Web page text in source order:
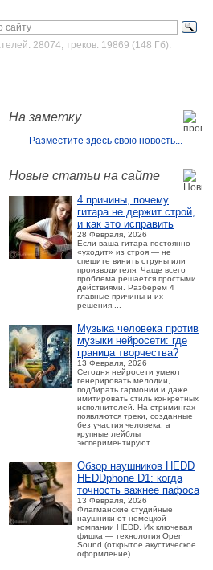
28074, треков: 19869 (148 Гб).
На заметку
Разместите здесь свою новость...
Новые статьи на сайте
4 причины, почему
гитара не держит строй,
и как это исправить
28 Февраля, 2026
Если ваша гитара постоянно
«уходит» из строя — не
спешите винить струны или
производителя. Чаще всего
проблема решается простыми
действиями. Разберём 4
главные причины и их
решения....
Музыка человека против
музыки нейросети: где
граница творчества?
13 Февраля, 2026
Сегодня нейросети умеют
генерировать мелодии,
подбирать гармонии и даже
имитировать стиль конкретных
исполнителей. На стримингах
появляются треки, созданные
без участия человека, а
крупные лейблы
экспериментируют...
Обзор наушников HEDD
HEDDphone D1: когда
точность важнее пафоса
13 Февраля, 2026
Флагманские студийные
наушники от немецкой
компании HEDD. Их ключевая
фишка — технология Open
Sound (открытое акустическое
оформление)....